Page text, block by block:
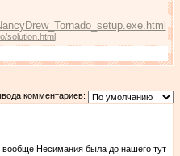
solution.html
комментариев:
Несимания была до нашего тут